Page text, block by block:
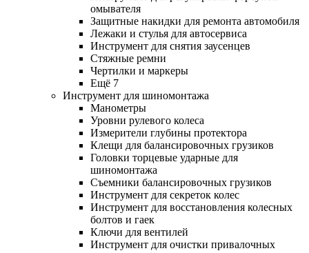
омывателя
Защитные накидки для ремонта автомобиля
Лежаки и стулья для автосервиса
Инструмент для снятия заусенцев
Стяжные ремни
Чертилки и маркеры
Ещё 7
Инструмент для шиномонтажа
Манометры
Уровни рулевого колеса
Измерители глубины протектора
Клещи для балансировочных грузиков
Головки торцевые ударные для
шиномонтажа
Съемники балансировочных грузиков
Инструмент для секреток колес
Инструмент для восстановления колесных
болтов и гаек
Ключи для вентилей
Инструмент для очистки привалочных